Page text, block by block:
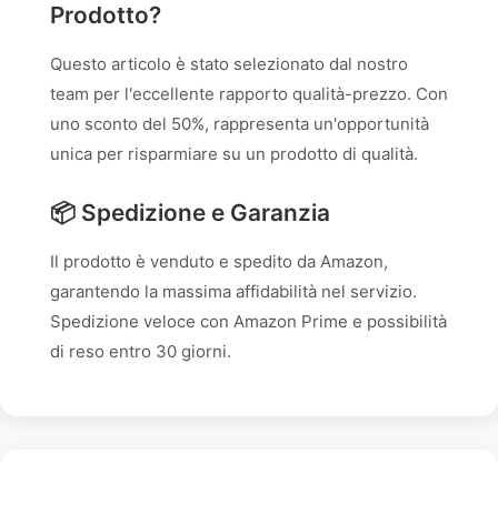
Prodotto?
Questo articolo è stato selezionato dal nostro
team per l'eccellente rapporto qualità-prezzo. Con
uno sconto del 50%, rappresenta un'opportunità
unica per risparmiare su un prodotto di qualità.
📦 Spedizione e Garanzia
Il prodotto è venduto e spedito da Amazon,
garantendo la massima affidabilità nel servizio.
Spedizione veloce con Amazon Prime e possibilità
di reso entro 30 giorni.